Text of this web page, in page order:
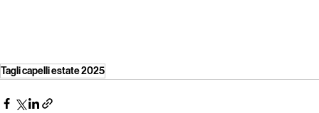
Tagli capelli estate 2025